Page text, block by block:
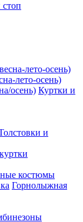
стоп
лето-осень)
Куртки и
и
костюмы
Горнолыжная